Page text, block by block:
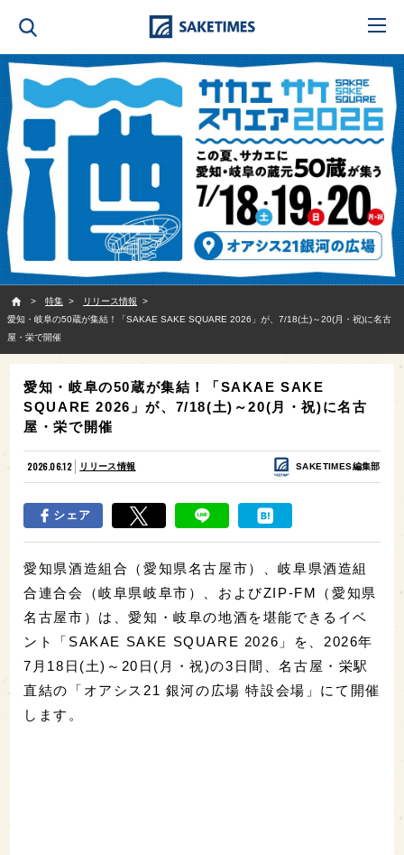
特集
リリース情報
愛知・岐阜の50蔵が集結！「SAKAE SAKE SQUARE 2026」が、7/18(土)～20(月・祝)に名古
屋・栄で開催
愛知・岐阜の50蔵が集結！「SAKAE SAKE
SQUARE 2026」が、7/18(土)～20(月・祝)に名古
屋・栄で開催
2026.06.12 リリース情報 SAKETIMES編集部
シェア
愛知県酒造組合（愛知県名古屋市）、岐阜県酒造組
合連合会（岐阜県岐阜市）、およびZIP-FM（愛知県
名古屋市）は、愛知・岐阜の地酒を堪能できるイベ
ント「SAKAE SAKE SQUARE 2026」を、2026年
7月18日(土)～20日(月・祝)の3日間、名古屋・栄駅
直結の「オアシス21 銀河の広場 特設会場」にて開催
します。